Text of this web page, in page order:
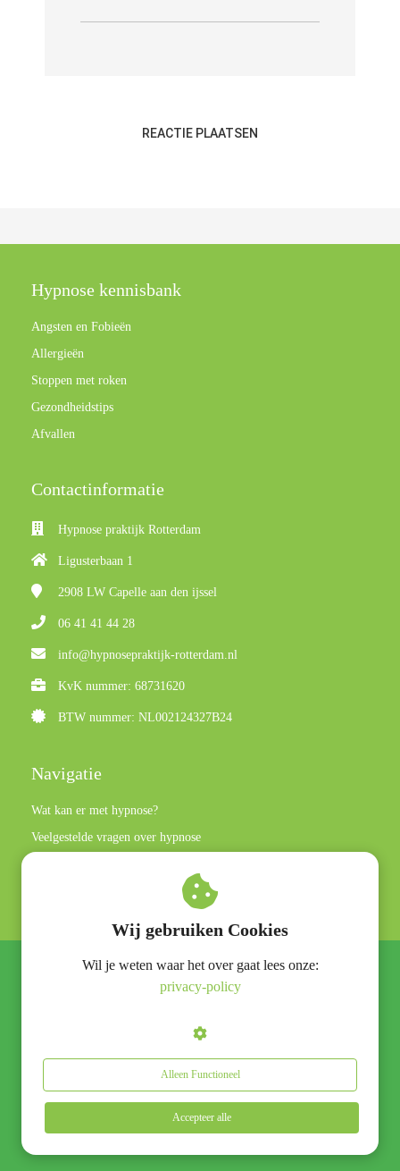
REACTIE PLAATSEN
Hypnose kennisbank
Angsten en Fobieën
Allergieën
Stoppen met roken
Gezondheidstips
Afvallen
Contactinformatie
Hypnose praktijk Rotterdam
Ligusterbaan 1
2908 LW Capelle aan den ijssel
06 41 41 44 28
info@hypnosepraktijk-rotterdam.nl
KvK nummer: 68731620
BTW nummer: NL002124327B24
Navigatie
Wat kan er met hypnose?
Veelgestelde vragen over hypnose
© Hypnose praktijk Rotterdam
Wij gebruiken Cookies
Wil je weten waar het over gaat lees onze:
privacy-policy
Alleen Functioneel
Accepteer alle